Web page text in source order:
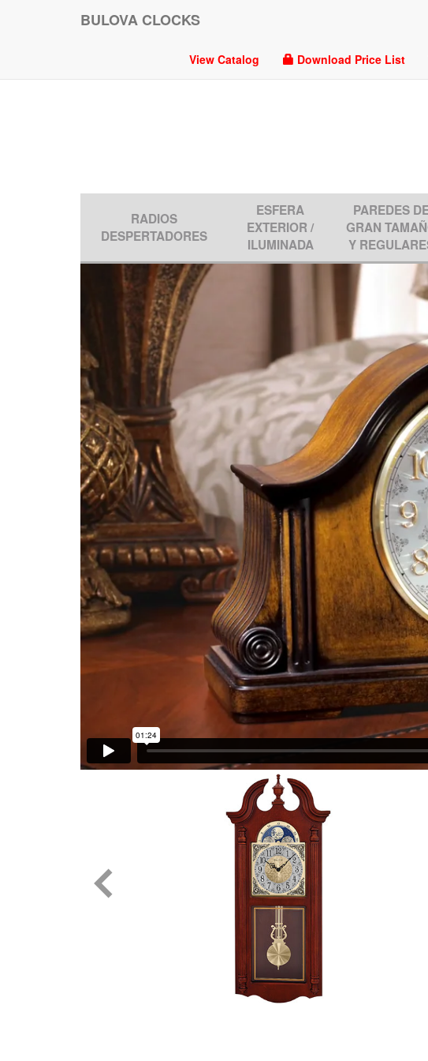
BULOVA CLOCKS
View Catalog Download Price List
RADIOS
DESPERTADORES
ESFERA
EXTERIOR /
ILUMINADA
PAREDES
GRAN
Y